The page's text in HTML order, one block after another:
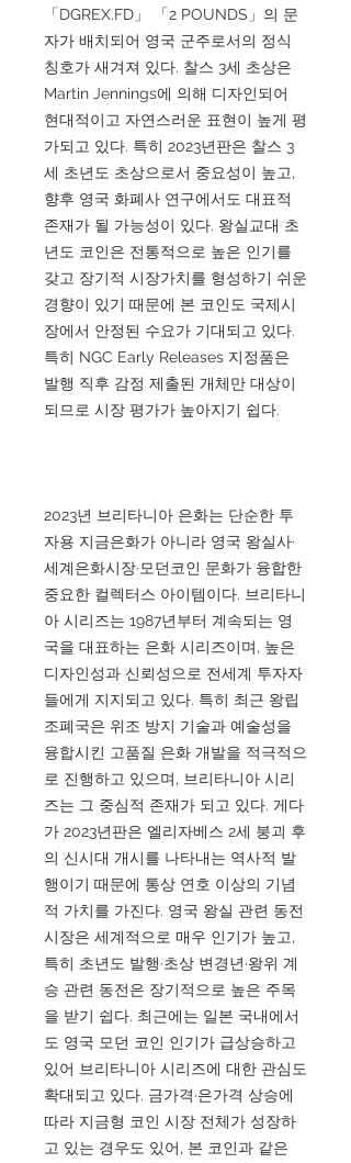
「DGREX.FD」 「2 POUNDS」의 문
자가 배치되어 영국 군주로서의 정식
칭호가 새겨져 있다. 찰스 3세 초상은
Martin Jennings에 의해 디자인되어
현대적이고 자연스러운 표현이 높게 평
가되고 있다. 특히 2023년판은 찰스 3
세 초년도 초상으로서 중요성이 높고,
향후 영국 화폐사 연구에서도 대표적
존재가 될 가능성이 있다. 왕실교대 초
년도 코인은 전통적으로 높은 인기를
갖고 장기적 시장가치를 형성하기 쉬운
경향이 있기 때문에 본 코인도 국제시
장에서 안정된 수요가 기대되고 있다.
특히 NGC Early Releases 지정품은
발행 직후 감정 제출된 개체만 대상이
되므로 시장 평가가 높아지기 쉽다.
2023년 브리타니아 은화는 단순한 투
자용 지금은화가 아니라 영국 왕실사·
세계은화시장·모던코인 문화가 융합한
중요한 컬렉터스 아이템이다. 브리타니
아 시리즈는 1987년부터 계속되는 영
국을 대표하는 은화 시리즈이며, 높은
디자인성과 신뢰성으로 전세계 투자자
들에게 지지되고 있다. 특히 최근 왕립
조폐국은 위조 방지 기술과 예술성을
융합시킨 고품질 은화 개발을 적극적으
로 진행하고 있으며, 브리타니아 시리
즈는 그 중심적 존재가 되고 있다. 게다
가 2023년판은 엘리자베스 2세 붕괴 후
의 신시대 개시를 나타내는 역사적 발
행이기 때문에 통상 연호 이상의 기념
적 가치를 가진다. 영국 왕실 관련 동전
시장은 세계적으로 매우 인기가 높고,
특히 초년도 발행·초상 변경년·왕위 계
승 관련 동전은 장기적으로 높은 주목
을 받기 쉽다. 최근에는 일본 국내에서
도 영국 모던 코인 인기가 급상승하고
있어 브리타니아 시리즈에 대한 관심도
확대되고 있다. 금가격·은가격 상승에
따라 지금형 코인 시장 전체가 성장하
고 있는 경우도 있어, 본 코인과 같은